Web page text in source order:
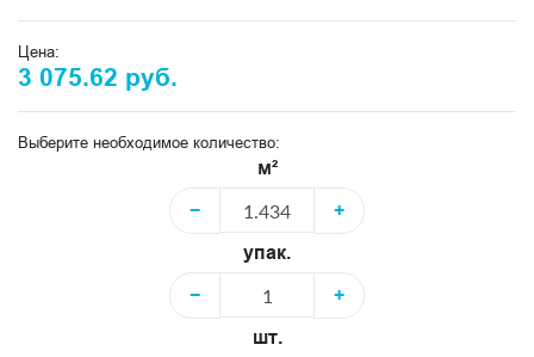
Цена:
3 075.62 руб.
Выберите необходимое количество:
м²
−
+
упак.
−
+
шт.